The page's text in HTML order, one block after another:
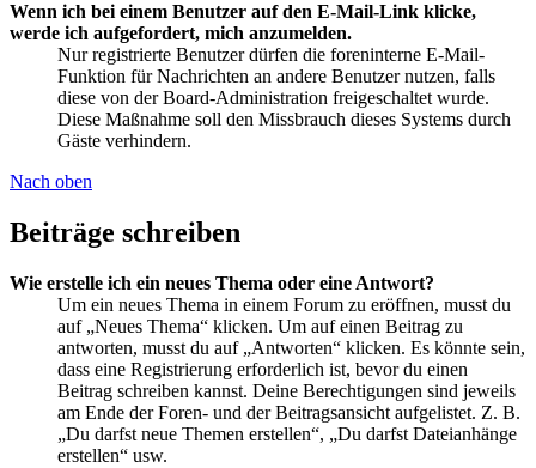
Wenn ich bei einem Benutzer auf den E-Mail-Link klicke,
werde ich aufgefordert, mich anzumelden.
Nur registrierte Benutzer dürfen die foreninterne E-Mail-
Funktion für Nachrichten an andere Benutzer nutzen, falls
diese von der Board-Administration freigeschaltet wurde.
Diese Maßnahme soll den Missbrauch dieses Systems durch
Gäste verhindern.
Nach oben
Beiträge schreiben
Wie erstelle ich ein neues Thema oder eine Antwort?
Um ein neues Thema in einem Forum zu eröffnen, musst du
auf „Neues Thema“ klicken. Um auf einen Beitrag zu
antworten, musst du auf „Antworten“ klicken. Es könnte sein,
dass eine Registrierung erforderlich ist, bevor du einen
Beitrag schreiben kannst. Deine Berechtigungen sind jeweils
am Ende der Foren- und der Beitragsansicht aufgelistet. Z. B.
„Du darfst neue Themen erstellen“, „Du darfst Dateianhänge
erstellen“ usw.